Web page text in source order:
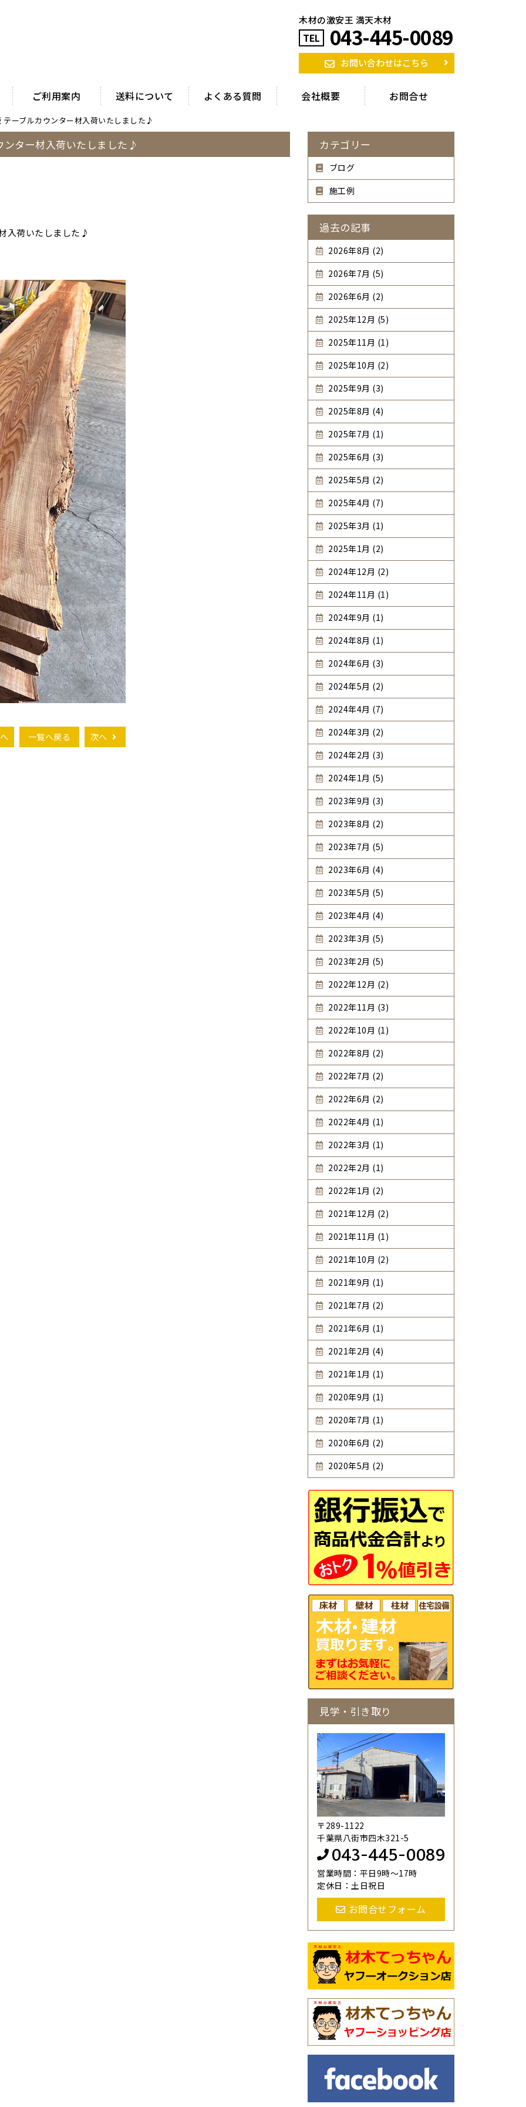
木材の激安王 満天木材
TEL 043-445-0089
お問い合わせはこちら
ご利用案内 送料について よくある質問 会社概要 お問合せ
テーブルカウンター材入荷いたしました♪
ンター材入荷いたしました♪
入荷いたしました♪
一覧へ戻る 次へ
カテゴリー
ブログ
施工例
過去の記事
2026年8月 (2)
2026年7月 (5)
2026年6月 (2)
2025年12月 (5)
2025年11月 (1)
2025年10月 (2)
2025年9月 (3)
2025年8月 (4)
2025年7月 (1)
2025年6月 (3)
2025年5月 (2)
2025年4月 (7)
2025年3月 (1)
2025年1月 (2)
2024年12月 (2)
2024年11月 (1)
2024年9月 (1)
2024年8月 (1)
2024年6月 (3)
2024年5月 (2)
2024年4月 (7)
2024年3月 (2)
2024年2月 (3)
2024年1月 (5)
2023年9月 (3)
2023年8月 (2)
2023年7月 (5)
2023年6月 (4)
2023年5月 (5)
2023年4月 (4)
2023年3月 (5)
2023年2月 (5)
2022年12月 (2)
2022年11月 (3)
2022年10月 (1)
2022年8月 (2)
2022年7月 (2)
2022年6月 (2)
2022年4月 (1)
2022年3月 (1)
2022年2月 (1)
2022年1月 (2)
2021年12月 (2)
2021年11月 (1)
2021年10月 (2)
2021年9月 (1)
2021年7月 (2)
2021年6月 (1)
2021年2月 (4)
2021年1月 (1)
2020年9月 (1)
2020年7月 (1)
2020年6月 (2)
2020年5月 (2)
見学・引き取り
〒289-1122
千葉県八街市四木321-5
043-445-0089
営業時間：平日9時～17時
定休日：土日祝日
お問合せフォーム